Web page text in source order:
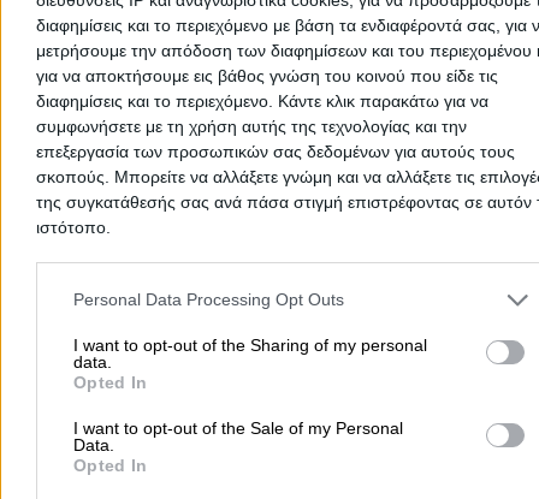
διαφημίσεις και το περιεχόμενο με βάση τα ενδιαφέροντά σας, για
μετρήσουμε την απόδοση των διαφημίσεων και του περιεχομένου
για να αποκτήσουμε εις βάθος γνώση του κοινού που είδε τις
διαφημίσεις και το περιεχόμενο. Κάντε κλικ παρακάτω για να
συμφωνήσετε με τη χρήση αυτής της τεχνολογίας και την
επεξεργασία των προσωπικών σας δεδομένων για αυτούς τους
σκοπούς. Μπορείτε να αλλάξετε γνώμη και να αλλάξετε τις
της συγκατάθεσής σας ανά πάσα στιγμή επιστρέφοντας σε αυτόν
ιστότοπο.
Please note that this website/app uses one or more Google
and may gather and store information including but not limited to
to Google and its third-party tags to use your data for below
purposes in below Google consent section.
Personal Data Processing Opt Outs
I want to opt-out of the Sharing of my personal
data.
Opted In
I want to opt-out of the Sale of my Personal
Data.
Opted In
Ανταλλακτικά Αυτοκινήτων Καρδίτσας
Ανταλλακτικά Αυτοκινήτων
Αρχική > Νομός ΚΑΡΔΙΤΣΑΣ > Σοφάδες > Συνεργεία -
Αυτοκινήτων
Δημοφιλείς Αναζητήσεις
Μετακομίσεις & Μεταφορές Κλειδιά & Κλειδαριές
Ψυχολόγοι
Παιδικοί Σταθμοί
Υδραυλικοί - Υδραυλικές Εγκαταστάσεις
περισσότερα >>